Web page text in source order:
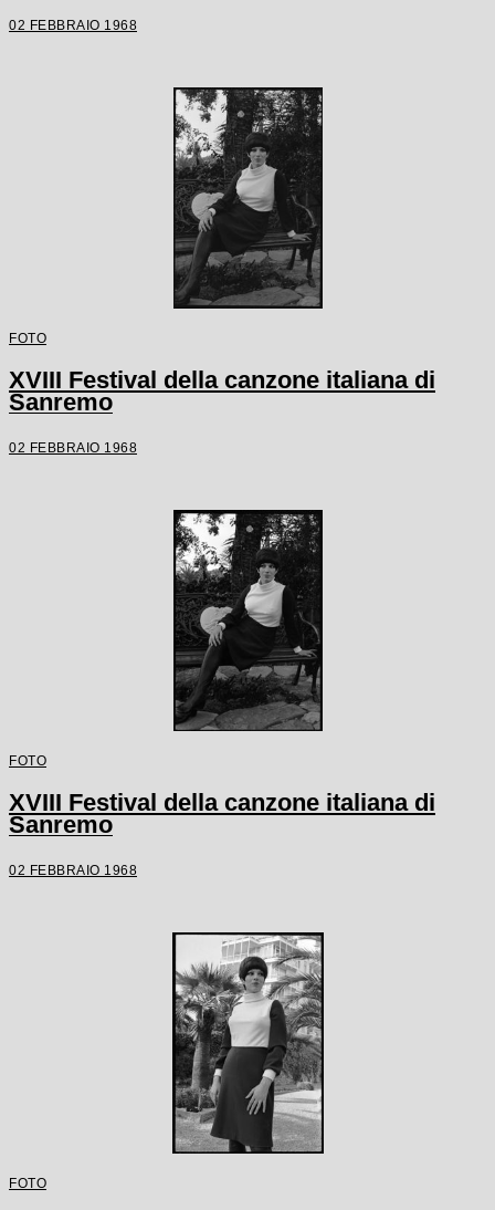
02 FEBBRAIO 1968
FOTO
XVIII Festival della canzone italiana di
Sanremo
02 FEBBRAIO 1968
FOTO
XVIII Festival della canzone italiana di
Sanremo
02 FEBBRAIO 1968
FOTO